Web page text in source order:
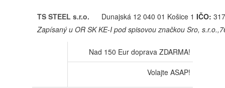
TS STEEL s.r.o. Dunajská 12 040 01 Košice 1 IČO:
Zapísaný u OR SK KE-I pod spisovou značkou Sro,
Nad 150 Eur doprava ZDARMA!
Volajte ASAP!